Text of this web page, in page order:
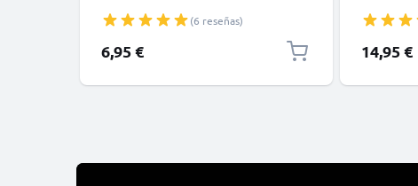
Moto Z, Huawei, Xiaomi - 1,0m Cable
cargador USB tipo C
(6 reseñas)
6,95 €
1m
14,95 €